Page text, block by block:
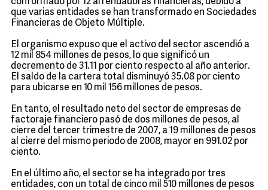
que varias entidades se han transformado en Sociedades
Financieras de Objeto Múltiple.
El organismo expuso que el activo del sector ascendió a
12 mil 854 millones de pesos, lo que significó un
decremento de 31.11 por ciento respecto al año anterior.
El saldo de la cartera total disminuyó 35.08 por ciento
para ubicarse en 10 mil 156 millones de pesos.
En tanto, el resultado neto del sector de empresas de
factoraje financiero pasó de dos millones de pesos, al
cierre del tercer trimestre de 2007, a 19 millones de pesos
al cierre del mismo periodo de 2008, mayor en 991.02 por
ciento.
En el último año, el sector se ha integrado por tres
entidades, con un total de cinco mil 510 millones de pesos